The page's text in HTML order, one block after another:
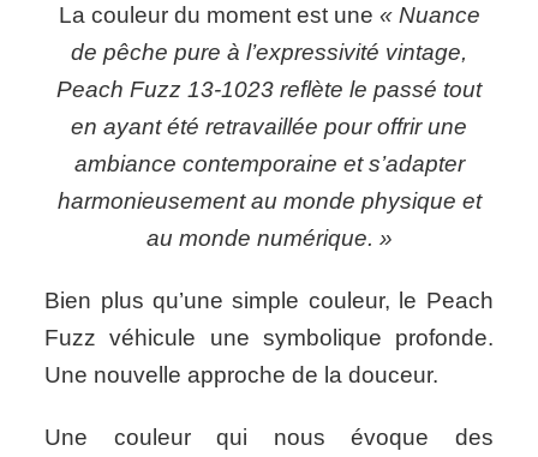
La couleur du moment est une « Nuance
de pêche pure à l’expressivité vintage,
Peach Fuzz 13-1023 reflète le passé tout
en ayant été retravaillée pour offrir une
ambiance contemporaine et s’adapter
harmonieusement au monde physique et
au monde numérique. »
Bien plus qu’une simple couleur, le Peach
Fuzz véhicule une symbolique profonde.
Une nouvelle approche de la douceur.
Une couleur qui nous évoque des